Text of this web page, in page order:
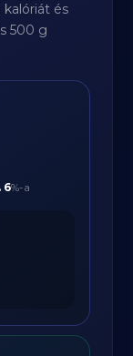
és
500 g
6%-a